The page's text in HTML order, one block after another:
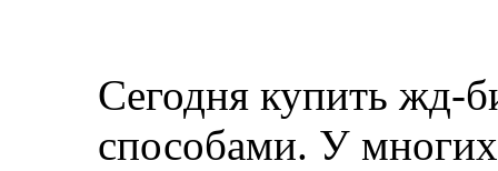
Сегодня купить жд-
способами. У